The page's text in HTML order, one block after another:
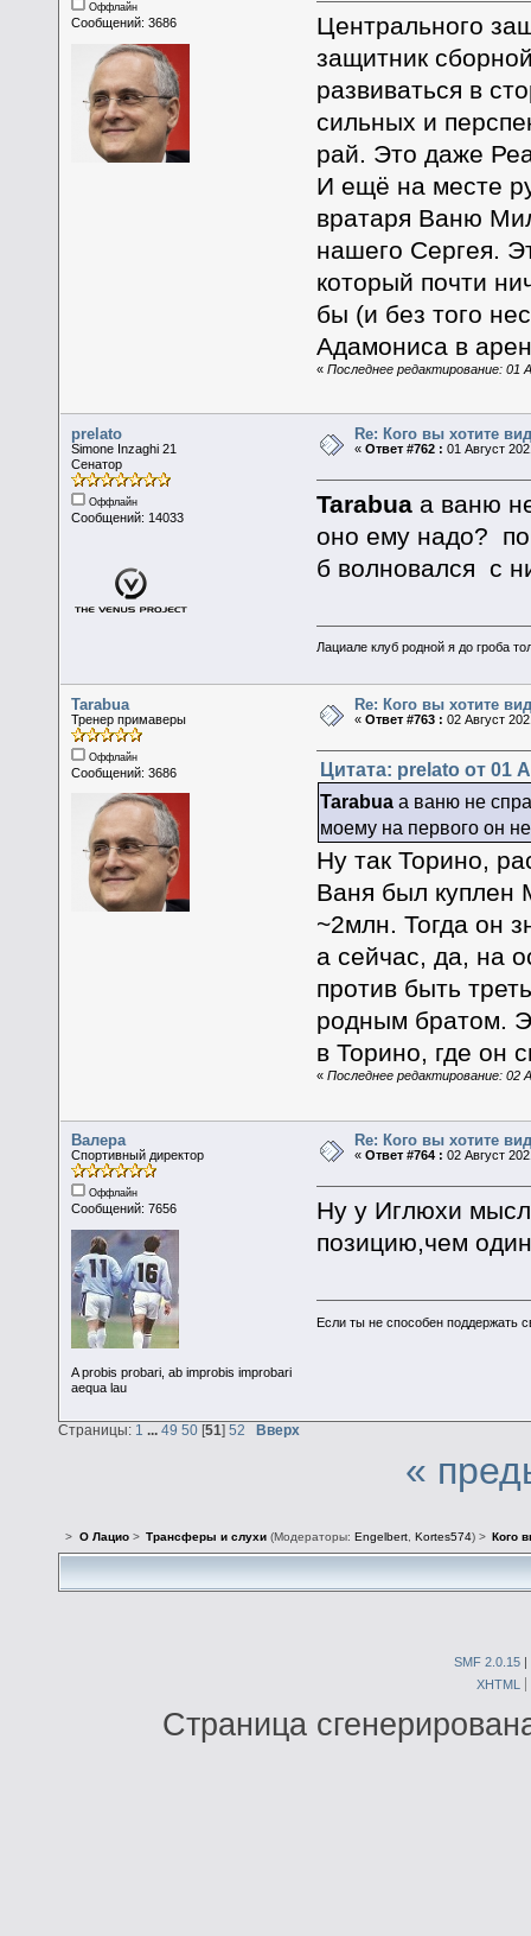
Оффлайн
Сообщений: 3686
Центрального
защитник
развиваться в
сильных и
рай. Это даже
И ещё на месте
вратаря Ваню
нашего Сергея.
который почти
бы (и без того
Адамониса в
« Последнее редактирование: 01
prelato
Simone Inzaghi 21
Сенатор
Оффлайн
Сообщений: 14033
Re: Кого вы хотите
«Ответ #762 : 01 Август
Tarabuaа ваню
оно ему надо?
б волновался с
Лациале клуб родной я до гроба
Tarabua
Тренер примаверы
Оффлайн
Сообщений: 3686
Re: Кого вы хотите
«Ответ #763 : 02 Август
Цитата: prelato от 01
Tarabuaа ваню не
моему на первого он
Ну так Торино,
Ваня был куплен
~2млн. Тогда он
а сейчас, да, на
против быть
родным братом.
в Торино, где он
« Последнее редактирование: 02
Валера
Спортивный директор
Оффлайн
Сообщений: 7656
A probis probari, ab improbis improbari
aequa lau
Re: Кого вы хотите
«Ответ #764 : 02 Август
Ну у Иглюхи
позицию,чем
Если ты не способен поддержать
Страницы: 1 49 50 [51] 52 Вверх
«
> О Лацио> Трансферы и слухи(Модераторы: Engelbert, Kortes574) > Кого
SMF 2.0.15 |
XHTML
Страница